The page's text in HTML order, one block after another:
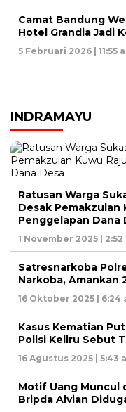
Camat Bandung
Hotel Grandia Jadi
5 Februari 2026 | 11:55
INDRAMAYU
Ratusan Warga
Desak Pemakzulan
Penggelapan Dana
1 November 2025 | 2:52
Satresnarkoba
Narkoba, Amankan
16 Oktober 2025 | 6:24
Kasus Kematian
Polisi Keliru Sebut
16 Agustus 2025 | 5:43
Motif Uang Muncul
Bripda Alvian